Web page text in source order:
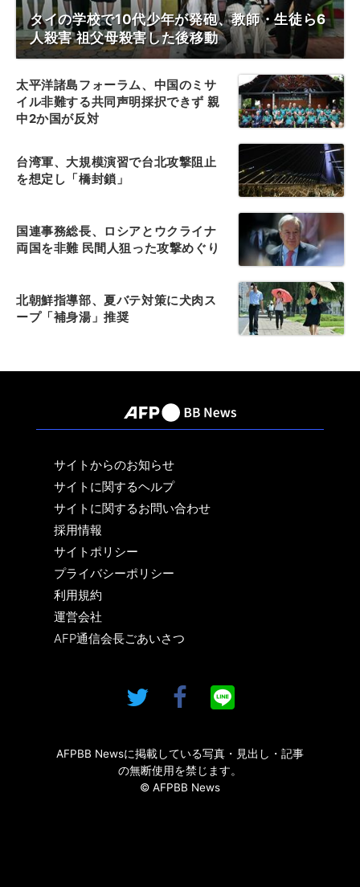
タイの学校で10代少年が発砲、教師・生徒ら6
人殺害 祖父母殺害した後移動
太平洋諸島フォーラム、中国のミサ
イル非難する共同声明採択できず 親
中2か国が反対
台湾軍、大規模演習で台北攻撃阻止
を想定し「橋封鎖」
国連事務総長、ロシアとウクライナ
両国を非難 民間人狙った攻撃めぐり
北朝鮮指導部、夏バテ対策に犬肉ス
ープ「補身湯」推奨
サイトからのお知らせ
サイトに関するヘルプ
サイトに関するお問い合わせ
採用情報
サイトポリシー
プライバシーポリシー
利用規約
運営会社
AFP通信会長ごあいさつ
AFPBB Newsに掲載している写真・見出し・記事
の無断使用を禁じます。
© AFPBB News